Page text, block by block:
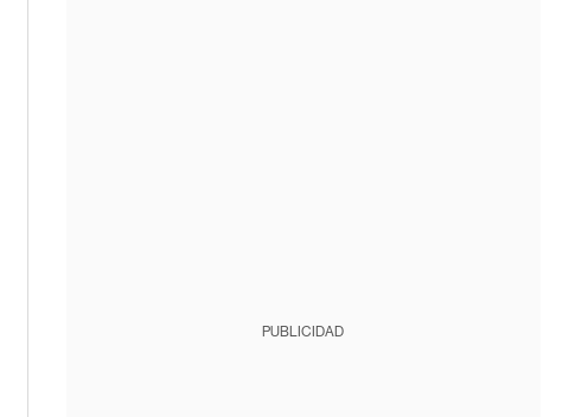
PUBLICIDAD